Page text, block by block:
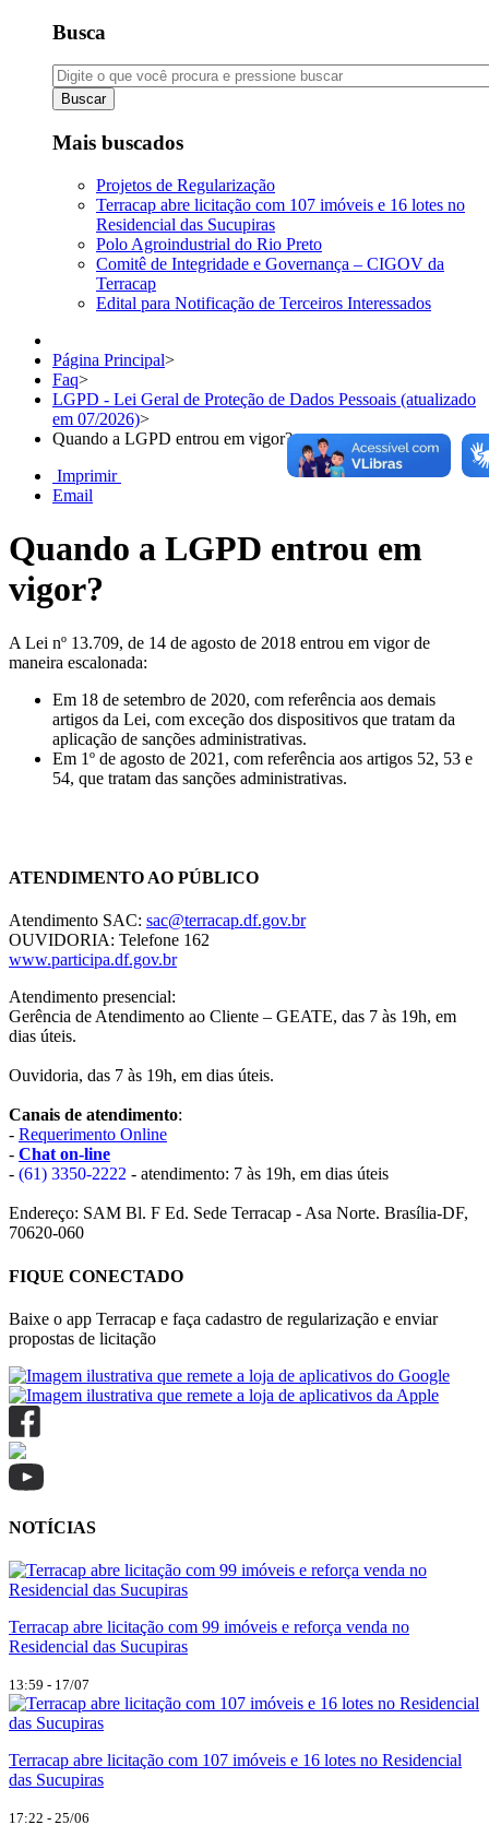
Busca
Buscar
Mais buscados
Projetos de Regularização
Terracap abre licitação com 107 imóveis e 16 lotes no
Residencial das Sucupiras
Polo Agroindustrial do Rio Preto
Comitê de Integridade e Governança – CIGOV da
Terracap
Edital para Notificação de Terceiros Interessados
Página Principal>
Faq>
LGPD - Lei Geral de Proteção de Dados Pessoais (atualizado
em 07/2026)>
Quando a LGPD entrou em vigor?
Imprimir
Email
Quando a LGPD entrou em
vigor?
A Lei nº 13.709, de 14 de agosto de 2018 entrou em vigor de
maneira escalonada:
Em 18 de setembro de 2020, com referência aos demais
artigos da Lei, com exceção dos dispositivos que tratam da
aplicação de sanções administrativas.
Em 1º de agosto de 2021, com referência aos artigos 52, 53 e
54, que tratam das sanções administrativas.
ATENDIMENTO AO PÚBLICO
Atendimento SAC: sac@terracap.df.gov.br
OUVIDORIA: Telefone 162
www.participa.df.gov.br
Atendimento presencial:
Gerência de Atendimento ao Cliente – GEATE, das 7 às 19h, em
dias úteis.
Ouvidoria, das 7 às 19h, em dias úteis.
Canais de atendimento:
- Requerimento Online
- Chat on-line
- (61) 3350-2222 - atendimento: 7 às 19h, em dias úteis
Endereço: SAM Bl. F Ed. Sede Terracap - Asa Norte. Brasília-DF,
70620-060
FIQUE CONECTADO
Baixe o app Terracap e faça cadastro de regularização e enviar
propostas de licitação
NOTÍCIAS
Terracap abre licitação com 99 imóveis e reforça venda no
Residencial das Sucupiras
13:59 - 17/07
Terracap abre licitação com 107 imóveis e 16 lotes no Residencial
das Sucupiras
17:22 - 25/06